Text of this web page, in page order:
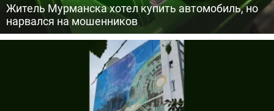
Житель Мурманска хотел купить автомобиль, но
нарвался на мошенников